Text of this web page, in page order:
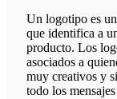
Un logotipo es
que identifica a
producto. Los
asociados a
muy creativos y
todo los